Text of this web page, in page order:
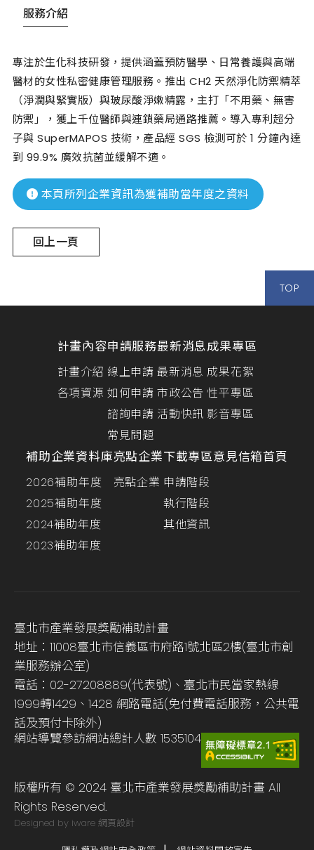
服務介紹
專注於生化科技研發，提供涵蓋預防醫學、日常養護與高端
醫材的女性私密健康管理服務。推出 CH2 天然淨化防禦精萃
（淨潤與緊實版）與玻尿酸淨嫩精露，主打「不用藥、無害
防禦」，獲上千位醫師與連鎖藥局通路推薦。導入專利超分
子與 SuperMAPOS 技術，產品經 SGS 檢測可於 1 分鐘內達
到 99.9% 廣效抗菌並緩解不適。
本頁所列企業資訊為獲補助當年度之資料
回上一頁
TOP
計畫內容
計畫介紹
各項資源
申請服務
線上申請
如何申請
諮詢申請
常見問題
最新消息
最新消息
市政公告
活動快訊
成果專區
成果花絮
性平專區
影音專區
補助企業資料庫
2026補助年度
2025補助年度
2024補助年度
2023補助年度
亮點企業
亮點企業
下載專區
申請階段
執行階段
其他資訊
意見信箱首頁
臺北市產業發展獎勵補助計畫
地址：11008臺北市信義區市府路1號北區2樓(臺北市創
業服務辦公室)
電話：02-27208889(代表號)、臺北市民當家熱線
1999轉1429、1428 網路電話(免付費電話服務，公共電
話及預付卡除外)
網站導覽參訪網站總計人數 1535104
版權所有 © 2024 臺北市產業發展獎勵補助計畫 All
Rights Reserved.
Designed by iware 網頁設計